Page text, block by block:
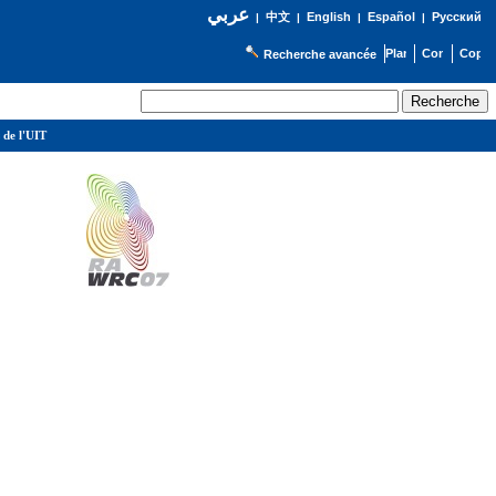
عربي| 中文| English | Español | Русский
Recherche avancée
de l'UIT